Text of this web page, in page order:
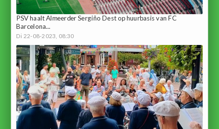
PSV haalt Almeerder Sergiño Dest op huurbasis van FC
Barcelona...
Di 22-08-2023, 08:30